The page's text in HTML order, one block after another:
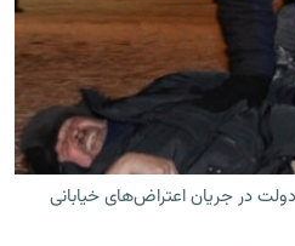
در جریان اعتراض‌های خیابانی